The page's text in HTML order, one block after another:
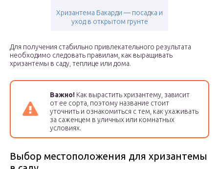
Хризантема Бакарди — посадка и
уход в открытом грунте
Для получения стабильно привлекательного результата
необходимо следовать правилам, как выращивать
хризантемы в саду, теплице или дома.
Важно! Как вырастить хризантему, зависит
от ее сорта, поэтому название стоит
уточнить и ознакомиться с тем, как ухаживать
за саженцем в уличных или комнатных
условиях.
Выбор местоположения для хризантемы